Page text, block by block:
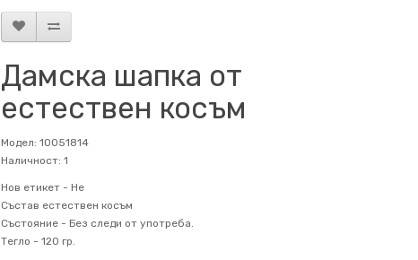
Дамска шапка от
естествен косъм
Модел: 10051814
Наличност: 1
Нов етикет - Не
Състав естествен косъм
Състояние - Без следи от употреба.
Тегло - 120 гр.